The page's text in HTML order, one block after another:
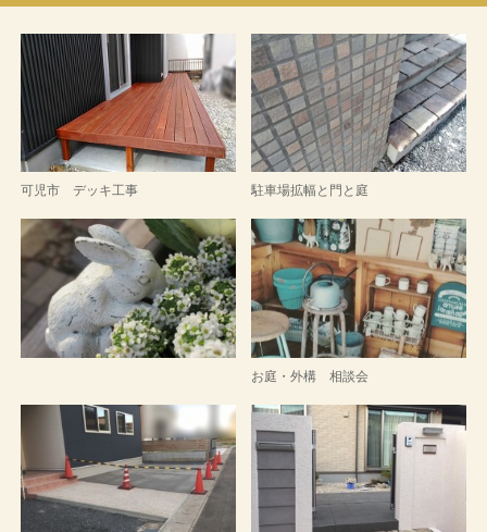
可児市 デッキ工事 駐車場拡幅と門と庭
お庭・外構 相談会